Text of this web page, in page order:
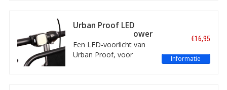
USB-oplaadbaar en
geeft een helder wit
licht. Verschillende
lichtstanden mogelijk.
Urban Proof LED
Voorlicht High Power
Oplaadbaar
Een LED-voorlicht van
Urban Proof, voor
€16,95
Informatie